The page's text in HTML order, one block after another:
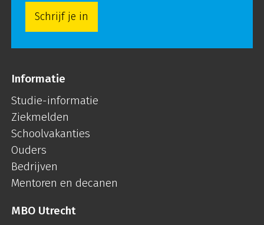
Schrijf je in
Informatie
Studie-informatie
Ziekmelden
Schoolvakanties
Ouders
Bedrijven
Mentoren en decanen
MBO Utrecht